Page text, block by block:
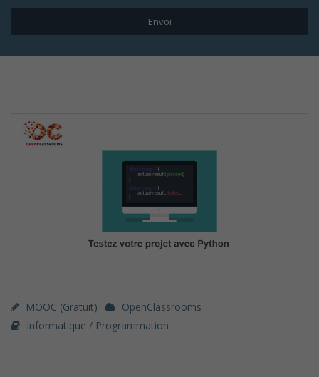
MOOC (gratuit)
OpenClassrooms
Informatique / Programmation